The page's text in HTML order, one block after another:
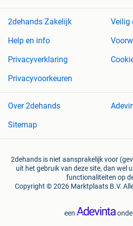
2dehands Zakelijk
Veilig
Help en info
Privacyverklaring
Privacyvoorkeuren
Over 2dehands
Sitemap
2dehands is niet aansprakelijk voor
uit het gebruik van deze site, dan wel
functionaliteiten op
Copyright © 2026 Marktplaats B.V.
een